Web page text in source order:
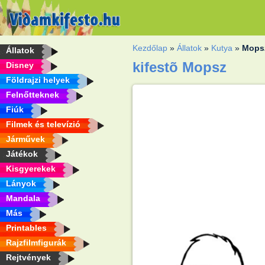
Állatok
Disney
Földrajzi helyek
Felnőtteknek
Fiúk
Filmek és televízió
Járművek
Játékok
Kisgyerekek
Lányok
Mandala
Más
Printables
Rajzfilmfigurák
Rejtvények
Kezdőlap »Állatok » Kutya »
kifestõ Mopsz